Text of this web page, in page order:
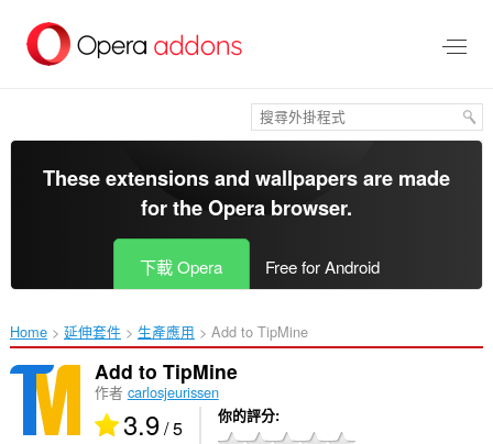
區
These extensions and wallpapers are made
for theOpera browser.
下載 Opera Free for Android
Home 延伸套件 生產應用 Add to TipMine‎
Add to TipMine
作者 carlosjeurissen
3.9/ 5 你的評分